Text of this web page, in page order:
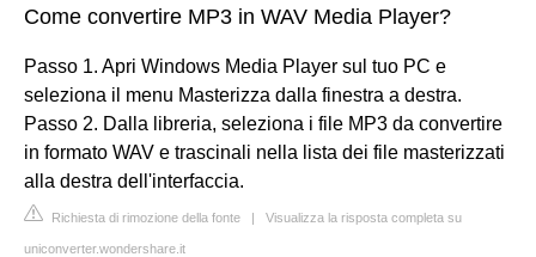
Come convertire MP3 in WAV Media Player?
Passo 1. Apri Windows Media Player sul tuo PC e
seleziona il menu Masterizza dalla finestra a destra.
Passo 2. Dalla libreria, seleziona i file MP3 da convertire
in formato WAV e trascinali nella lista dei file masterizzati
alla destra dell'interfaccia.
Richiesta di rimozione della fonte | Visualizza la risposta completa su
uniconverter.wondershare.it